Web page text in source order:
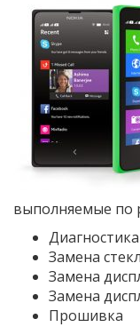
выполняемые по
Замена
Замена
Замена
Прошивка